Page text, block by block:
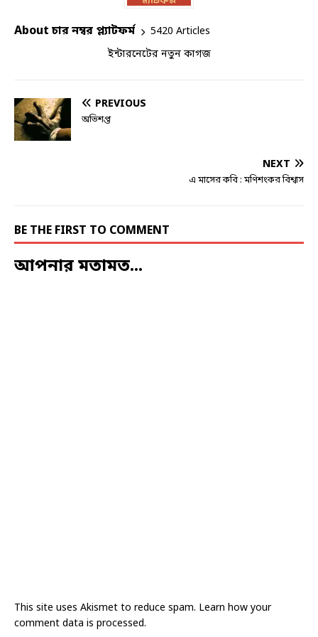
About চার নম্বর প্ল্যাটফর্ম
5420 Articles
ইন্টারনেটের নতুন কাগজ
PREVIOUS
অভিশপ্ত
NEXT
এ মাসের কবি : মণিশংকর বিশ্বাস
BE THE FIRST TO COMMENT
আপনার মতামত...
This site uses Akismet to reduce spam. Learn how your
comment data is processed.